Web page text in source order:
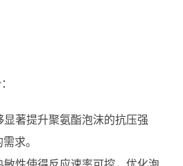
显著提升聚氨酯泡沫的抗压强
求。